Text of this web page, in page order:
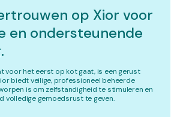
op Xior voor
en ondersteunende
voor het eerst op kot gaat, is een gerust
biedt veilige, professioneel beheerde
is om zelfstandigheid te stimuleren en
volledige gemoedsrust te geven.